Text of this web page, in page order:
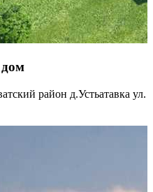
район д.Устьатавка ул.